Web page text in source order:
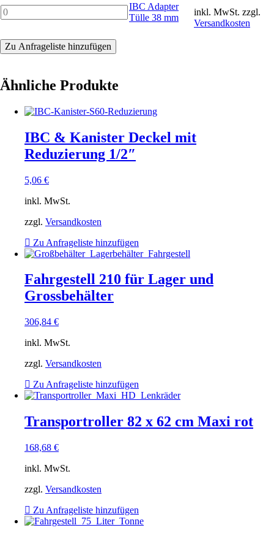
Menge
IBC
Adapter
38
mm
IBC Adapter
Tülle 38 mm
inkl. MwSt. zzgl.
Versandkosten
Zu Anfrageliste hinzufügen
Ähnliche Produkte
IBC & Kanister Deckel mit
Reduzierung 1/2″
5,06 €
inkl. MwSt.
zzgl. Versandkosten
Zu Anfrageliste hinzufügen
Fahrgestell 210 für Lager und
Grossbehälter
306,84 €
inkl. MwSt.
zzgl. Versandkosten
Zu Anfrageliste hinzufügen
Transportroller 82 x 62 cm Maxi rot
168,68 €
inkl. MwSt.
zzgl. Versandkosten
Zu Anfrageliste hinzufügen